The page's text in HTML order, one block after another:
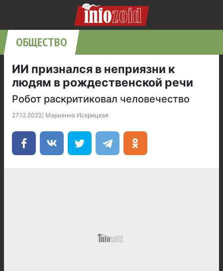
ОБЩЕСТВО
ИИ признался в неприязни к
людям в рождественской речи
Робот раскритиковал человечество
27.12.2022 Марианна Искрицкая